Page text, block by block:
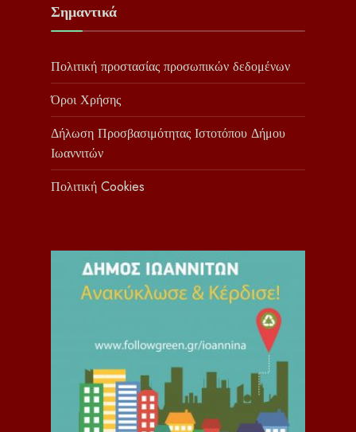
Σημαντικά
Πολιτική προστασίας προσωπικών δεδομένων
Όροι Χρήσης
Δήλωση Προσβασιμότητας Ιστοτόπου Δήμου
Ιωαννιτών
Πολιτική Cookies